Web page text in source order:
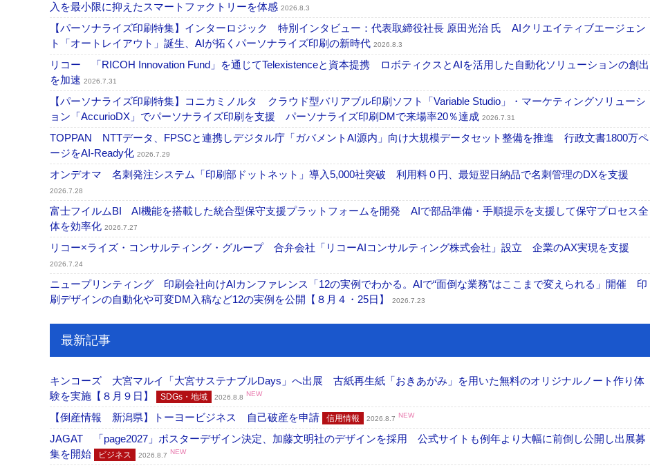
入を最小限に抑えたスマートファクトリーを体感 2026.8.3
【パーソナライズ印刷特集】インターロジック 特別インタビュー：代表取締役社長 原田光治 氏 AIクリエイティブエージェン
ト「オートレイアウト」誕生、AIが拓くパーソナライズ印刷の新時代 2026.8.3
リコー 「RICOH Innovation Fund」を通じてTelexistenceと資本提携 ロボティクスとAIを活用した自動化ソリューションの創出
を加速 2026.7.31
【パーソナライズ印刷特集】コニカミノルタ クラウド型バリアブル印刷ソフト「Variable Studio」・マーケティングソリューシ
ョン「AccurioDX」でパーソナライズ印刷を支援 パーソナライズ印刷DMで来場率20％達成 2026.7.31
TOPPAN NTTデータ、FPSCと連携しデジタル庁「ガバメントAI源内」向け大規模データセット整備を推進 行政文書1800万ペ
ージをAI-Ready化 2026.7.29
オンデオマ 名刺発注システム「印刷部ドットネット」導入5,000社突破 利用料０円、最短翌日納品で名刺管理のDXを支援
2026.7.28
富士フイルムBI AI機能を搭載した統合型保守支援プラットフォームを開発 AIで部品準備・手順提示を支援して保守プロセス全
体を効率化 2026.7.27
リコー×ライズ・コンサルティング・グループ 合弁会社「リコーAIコンサルティング株式会社」設立 企業のAX実現を支援
2026.7.24
ニュープリンティング 印刷会社向けAIカンファレンス「12の実例でわかる。AIで“面倒な業務”はここまで変えられる」開催 印
刷デザインの自動化や可変DM入稿など12の実例を公開【８月４・25日】
2026.7.23
最新記事
キンコーズ 大宮マルイ「大宮サステナブルDays」へ出展 古紙再生紙「おきあがみ」を用いた無料のオリジナルノート作り体
験を実施【８月９日】
SDGs・地域 2026.8.8 NEW
【倒産情報 新潟県】トーヨービジネス 自己破産を申請 信用情報 2026.8.7 NEW
JAGAT 「page2027」ポスターデザイン決定、加藤文明社のデザインを採用 公式サイトも例年より大幅に前倒し公開し出展募
集を開始
ビジネス 2026.8.7 NEW